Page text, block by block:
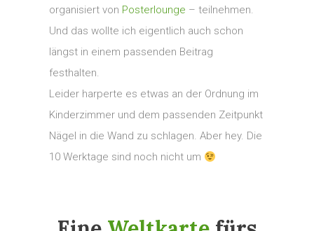
organisiert von Posterlounge – teilnehmen.
Und das wollte ich eigentlich auch schon
längst in einem passenden Beitrag
festhalten.
Leider harperte es etwas an der Ordnung im
Kinderzimmer und dem passenden Zeitpunkt
Nägel in die Wand zu schlagen. Aber hey. Die
10 Werktage sind noch nicht um